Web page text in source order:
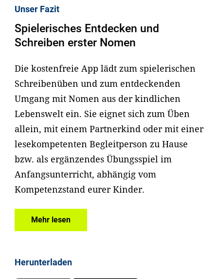
Unser Fazit
Spielerisches Entdecken und
Schreiben erster Nomen
Die kostenfreie App lädt zum spielerischen
Schreibenüben und zum entdeckenden
Umgang mit Nomen aus der kindlichen
Lebenswelt ein. Sie eignet sich zum Üben
allein, mit einem Partnerkind oder mit einer
lesekompetenten Begleitperson zu Hause
bzw. als ergänzendes Übungsspiel im
Anfangsunterricht, abhängig vom
Kompetenzstand eurer Kinder.
Mehr lesen
Herunterladen